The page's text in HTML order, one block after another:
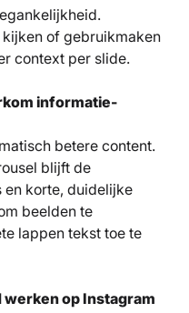
of gebruikmaken
context per slide.
informatie-
betere content.
blijft de
en korte, duidelijke
beelden te
lappen tekst toe te
op Instagram